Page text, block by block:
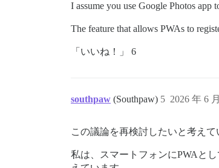
I assume you use Google Photos app
The feature that allows PWAs to
「いいね！」 6
southpaw (Southpaw) 2026 年 6
5
この議論を再検討したいと考え
私は、スマートフォンにPWAと